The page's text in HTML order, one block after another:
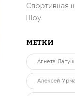
Спортивная
Шоу
МЕТКИ
Агнета
Алексей